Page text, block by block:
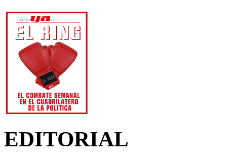
EDITORIAL